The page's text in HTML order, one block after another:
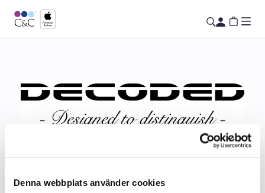
Denna webbplats använder cookies
Decoded